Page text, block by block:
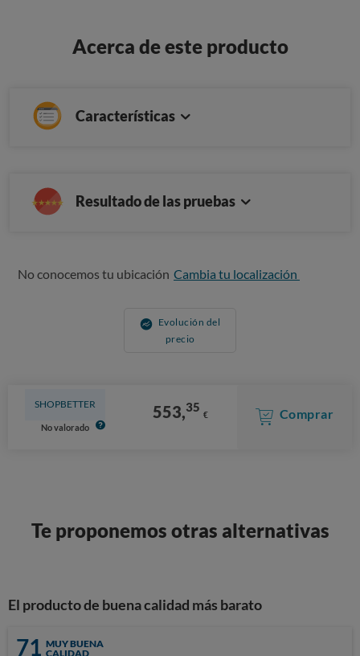
Acerca de este producto
Características
Resultado de las pruebas
No conocemos tu ubicación Cambia tu localización
Evolución del
precio
SHOPBETTER
No valorado
553,35 € Comprar
Te proponemos otras alternativas
El producto de buena calidad más barato
71 MUY BUENA
CALIDAD